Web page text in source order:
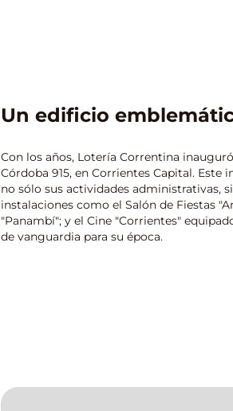
Un edificio
Con los años, Lotería Correntina
Córdoba 915, en Corrientes Capital. Este
no sólo sus actividades administrativas,
instalaciones como el Salón de Fiestas
"Panambí"; y el Cine "Corrientes"
de vanguardia para su época.